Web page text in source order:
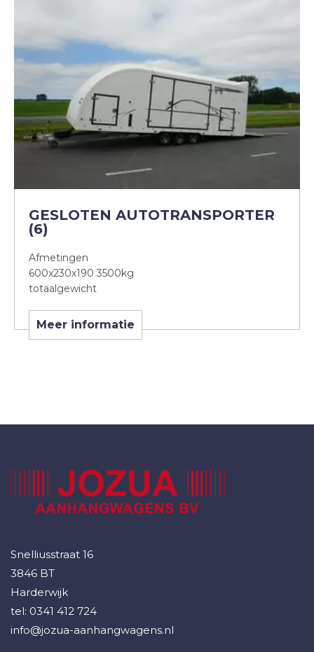
GESLOTEN AUTOTRANSPORTER
(6)
Afmetingen
600x230x190 3500kg
totaalgewicht
Meer informatie
Snelliusstraat 16
3846 BT
Harderwijk
tel: 0341 412 724
info@jozua-aanhangwagens.nl